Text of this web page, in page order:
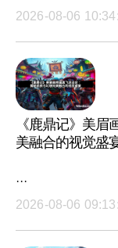
2026-08-06
《鹿鼎记》美
美融合的视觉盛
···
2026-08-06